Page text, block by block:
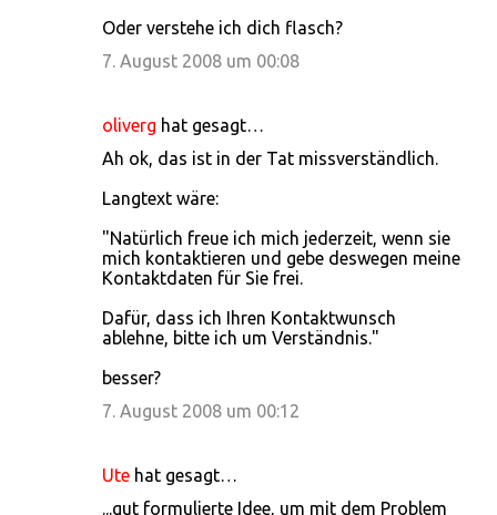
Oder verstehe ich dich flasch?
7. August 2008 um 00:08
oliverg hat gesagt…
Ah ok, das ist in der Tat missverständlich.
Langtext wäre:
"Natürlich freue ich mich jederzeit, wenn sie
mich kontaktieren und gebe deswegen meine
Kontaktdaten für Sie frei.
Dafür, dass ich Ihren Kontaktwunsch
ablehne, bitte ich um Verständnis."
besser?
7. August 2008 um 00:12
Ute hat gesagt…
...gut formulierte Idee, um mit dem Problem